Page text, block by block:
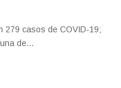
279 casos de COVID-19;
de…